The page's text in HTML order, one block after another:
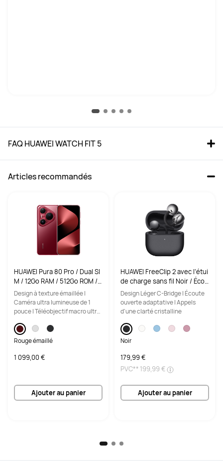
FAQ HUAWEI WATCH FIT 5
Articles recommandés
HUAWEI Pura 80 Pro / Dual SI
M / 12Go RAM / 512Go ROM /
AppGallery / Rouge émaillé /
Capteur Ultra Chroma / Téléo
bjectif macro / Smartphone
Design à texture émaillée |
Caméra ultra lumineuse de 1
pouce | Téléobjectif macro ultra
Rouge émaillé
1 099,00 €
Ajouter au panier
HUAWEI FreeClip 2 avec l‘étui
de charge sans fil Noir / Écou
teurs clip d‘oreille / Annulatio
n du bruit par l'IA lors des ap
pels / Écoute ouverte subver
Design Léger C-Bridge | Écoute
ouverte adaptative | Appels
d'une clarté cristalline
Noir
179,99 €
PVC** 199,99 €
Ajouter au panier